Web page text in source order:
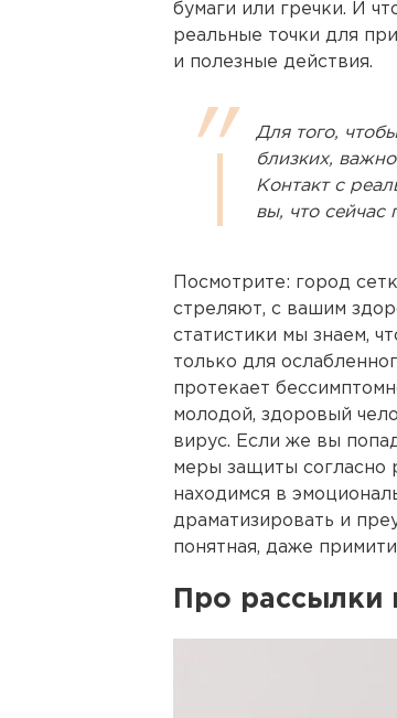
бумаги или гречки. И
реальные точки для
и полезные действия.
Для того,
близких,
Контакт с
вы, что сейчас
Посмотрите: город
стреляют, с вашим
статистики мы знаем,
только для
протекает
молодой, здоровый
вирус. Если же вы
меры защиты согласно
находимся в
драматизировать и
понятная, даже
Про рассылки